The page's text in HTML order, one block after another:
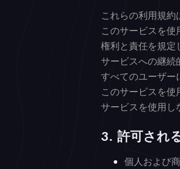
これらの利用規約
このサービスを
権利と責任を規定
サービスへの継続
すべてのユーザー
このサービスを
サービスを使用し
3. 許可され
個人および